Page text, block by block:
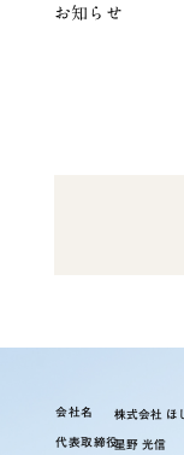
お知らせ
会社名 株式会社 ほ
代表取締役星野 光信